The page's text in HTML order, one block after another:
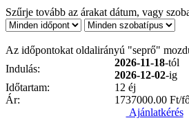
Szűrje tovább az árakat dátum, vagy
Az időpontokat oldalirányú "seprő"
Indulás:
2026-11-18-tól
2026-12-02-ig
Időtartam:
12 éj
Ár:
1737000.00 Ft/
Ajánlatkérés